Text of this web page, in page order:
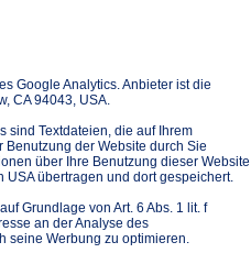
Google Analytics. Anbieter ist die
CA 94043, USA.
sind Textdateien, die auf Ihrem
der Website durch Sie
über Ihre Benutzung dieser Website
übertragen und dort gespeichert.
Grundlage von Art. 6 Abs. 1 lit. f
an der Analyse des
seine Werbung zu optimieren.